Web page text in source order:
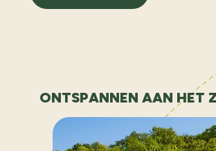
ONTSPANNEN AAN HET